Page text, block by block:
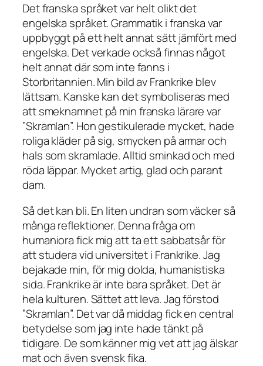
Det franska språket var helt olikt det
engelska språket. Grammatik i franska var
uppbyggt på ett helt annat sätt jämfört med
engelska. Det verkade också finnas något
helt annat där som inte fanns i
Storbritannien. Min bild av Frankrike blev
lättsam. Kanske kan det symboliseras med
att smeknamnet på min franska lärare var
”Skramlan”. Hon gestikulerade mycket, hade
roliga kläder på sig, smycken på armar och
hals som skramlade. Alltid sminkad och med
röda läppar. Mycket artig, glad och parant
dam.
Så det kan bli. En liten undran som väcker så
många reflektioner. Denna fråga om
humaniora fick mig att ta ett sabbatsår för
att studera vid universitet i Frankrike. Jag
bejakade min, för mig dolda, humanistiska
sida. Frankrike är inte bara språket. Det är
hela kulturen. Sättet att leva. Jag förstod
”Skramlan”. Det var då middag fick en central
betydelse som jag inte hade tänkt på
tidigare. De som känner mig vet att jag älskar
mat och även svensk fika.